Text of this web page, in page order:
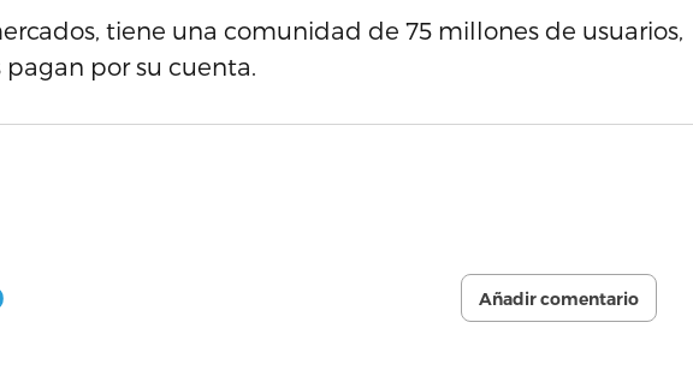
tiene una comunidad de 75 millones de usuarios,
por su cuenta.
Añadir comentario